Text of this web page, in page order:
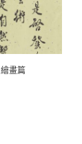
繪畫篇